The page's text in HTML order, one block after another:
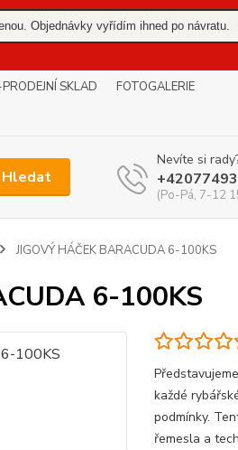
Objednávky vyřídím ihned po návratu.
SKLAD
FOTOGALERIE
Hledat
Nevíte si
(Po-Pá, 7-12
JIGOVÝ HÁČEK BARACUDA 6-100KS
6-100KS
každé
podmínky.
řemesla a